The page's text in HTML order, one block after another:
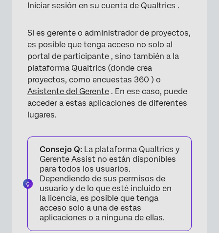
Iniciar sesión en su cuenta de Qualtrics .
Si es gerente o administrador de proyectos,
es posible que tenga acceso no solo al
portal de participante , sino también a la
plataforma Qualtrics (donde crea
proyectos, como encuestas 360 ) o
Asistente del Gerente . En ese caso, puede
acceder a estas aplicaciones de diferentes
lugares.
Consejo Q: La plataforma Qualtrics y
Gerente Assist no están disponibles
para todos los usuarios.
Dependiendo de sus permisos de
usuario y de lo que esté incluido en
la licencia, es posible que tenga
acceso solo a una de estas
aplicaciones o a ninguna de ellas.